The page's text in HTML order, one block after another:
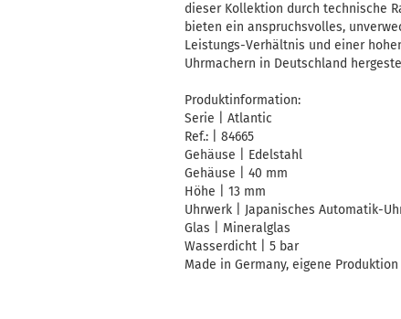
dieser Kollektion durch technische
bieten ein anspruchsvolles,
Leistungs-Verhältnis und einer
Uhrmachern in Deutschland
Produktinformation:
Serie | Atlantic
Ref.: | 84665
Gehäuse | Edelstahl
Gehäuse | 40 mm
Höhe | 13 mm
Uhrwerk | Japanisches Automatik-
Glas | Mineralglas
Wasserdicht | 5 bar
Made in Germany, eigene